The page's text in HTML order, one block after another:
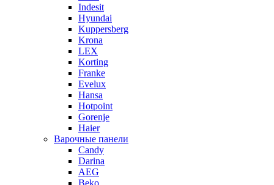
Indesit
Hyundai
Kuppersberg
Krona
LEX
Korting
Franke
Evelux
Hansa
Hotpoint
Gorenje
Haier
Варочные панели
Candy
Darina
AEG